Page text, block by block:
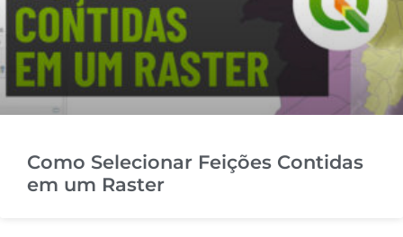
Como Selecionar Feições Contidas
em um Raster